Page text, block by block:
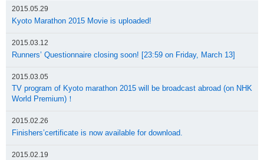
2015.05.29
Kyoto Marathon 2015 Movie is uploaded!
2015.03.12
Runners’ Questionnaire closing soon! [23:59 on Friday, March 13]
2015.03.05
TV program of Kyoto marathon 2015 will be broadcast abroad (on NHK
World Premium)！
2015.02.26
Finishers’certificate is now available for download.
2015.02.19